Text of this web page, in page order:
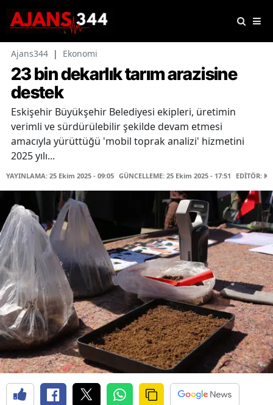
Ajans344 | Ekonomi
23 bin dekarlık tarım arazisine
destek
Eskişehir Büyükşehir Belediyesi ekipleri, üretimin
verimli ve sürdürülebilir şekilde devam etmesi
amacıyla yürüttüğü 'mobil toprak analizi' hizmetini
2025 yılı...
YAYINLAMA: 25 Ekim 2025 - 09:05 GÜNCELLEME: 25 Ekim 2025 - 17:51 EDİTÖR: